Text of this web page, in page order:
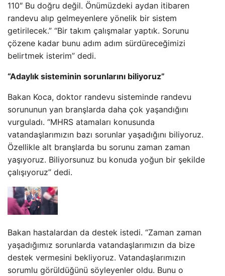
110″ Bu doğru değil. Önümüzdeki aydan itibaren
randevu alıp gelmeyenlere yönelik bir sistem
getirilecek.” “Bir takım çalışmalar yaptık. Sorunu
çözene kadar bunu adım adım sürdüreceğimizi
belirtmek isterim” dedi.
“Adaylık sisteminin sorunlarını biliyoruz”
Bakan Koca, doktor randevu sisteminde randevu
sorununun yan branşlarda daha çok yaşandığını
vurguladı. “MHRS atamaları konusunda
vatandaşlarımızın bazı sorunlar yaşadığını biliyoruz.
Özellikle alt branşlarda bu sorunu zaman zaman
yaşıyoruz. Biliyorsunuz bu konuda yoğun bir şekilde
çalışıyoruz” dedi.
Bakan hastalardan da destek istedi. “Zaman zaman
yaşadığımız sorunlarda vatandaşlarımızın da bize
destek vermesini bekliyoruz. Vatandaşlarımızın
sorumlu görüldüğünü söyleyenler oldu. Bunu o